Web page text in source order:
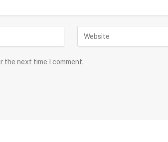
the next time I comment.